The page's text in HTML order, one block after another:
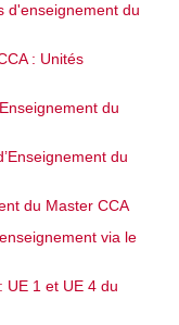
d'enseignement du
: Unités
du
du
du Master CCA
via le
UE 1 et UE 4 du